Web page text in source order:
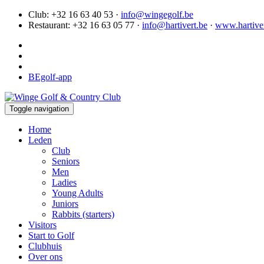
Club: +32 16 63 40 53 · info@wingegolf.be
Restaurant: +32 16 63 05 77 · info@hartivert.be ·
BEgolf-app
Toggle navigation
Home
Leden
Club
Seniors
Men
Ladies
Young Adults
Juniors
Rabbits (starters)
Visitors
Start to Golf
Clubhuis
Over ons